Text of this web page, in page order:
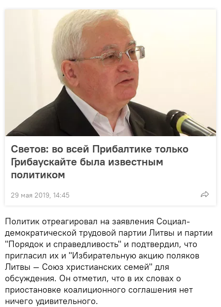
Светов: во всей Прибалтике только
Грибаускайте была известным
политиком
29 мая 2019, 14:45
Политик отреагировал на заявления Социал-
демократической трудовой партии Литвы и партии
"Порядок и справедливость" и подтвердил, что
пригласил их и "Избирательную акцию поляков
Литвы — Союз христианских семей" для
обсуждения. Он отметил, что в их словах о
приостановке коалиционного соглашения нет
ничего удивительного.